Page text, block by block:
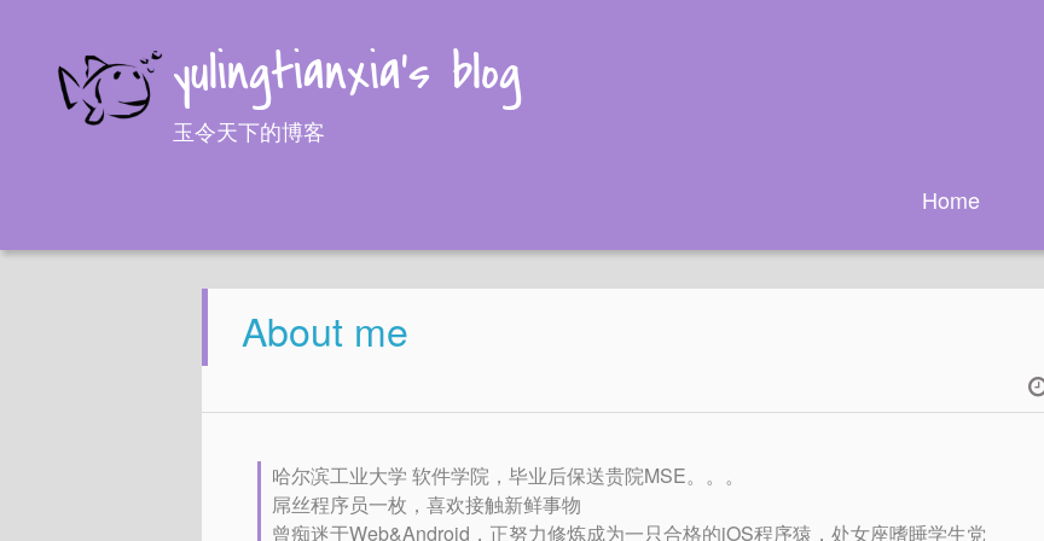
yulingtianxia's blog
玉令天下的博客
Home
About me
哈尔滨工业大学 软件学院，毕业后保送贵院MSE。。。
屌丝程序员一枚，喜欢接触新鲜事物
曾痴迷于Web&Android，正努力修炼成为一只合格的iOS程序猿，处女座嗜睡学生党